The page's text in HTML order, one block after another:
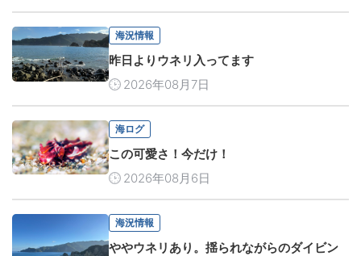
海況情報
昨日よりウネリ入ってます
2026年08月7日
海ログ
この可愛さ！今だけ！
2026年08月6日
海況情報
ややウネリあり。揺られながらのダイビン